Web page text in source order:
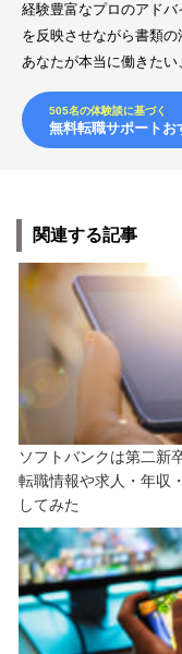
経験豊富なプロのアド
を反映させながら書類の
あなたが本当に働きたい
505名の体験談に基づく
無料転職サポートお
関連する記事
ソフトバンクは第二新
転職情報や求人・年収
してみた